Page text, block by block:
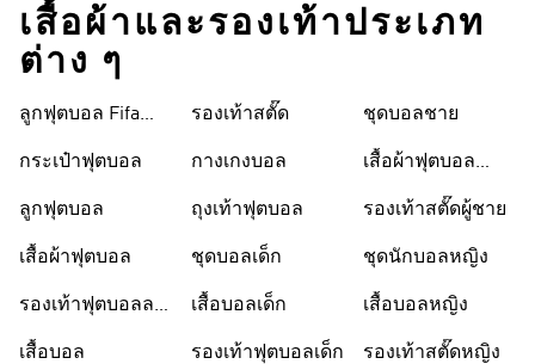
เสื้อผ้าและรองเท้าประเภท
ต่าง ๆ
ลูกฟุตบอล Fifa
กระเป๋าฟุตบอล
ลูกฟุตบอล
เสื้อผ้าฟุตบอล
รองเท้าฟุตบอลลด
เสื้อบอล
รองเท้าสตั๊ด
กางเกงบอล
ถุงเท้าฟุตบอล
ชุดบอลเด็ก
เสื้อบอลเด็ก
รองเท้าฟุตบอลเด็ก
ชุดบอลชาย
เสื้อผ้าฟุตบอล
รองเท้าสตั๊ดผู้ชาย
ชุดนักบอลหญิง
เสื้อบอลหญิง
รองเท้าสตั๊ดหญิง